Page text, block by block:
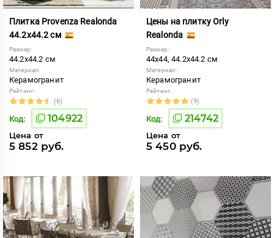
Плитка Provenza Realonda
44.2x44.2 см
Размер:
44.2x44.2 см
Материал:
Керамогранит
Рейтинг:
(6)
Код: 104922
Цена от
5 852 руб.
Цены на плитку Orly
Realonda
Размер:
44x44, 44.2x44.2 см
Материал:
Керамогранит
Рейтинг:
(9)
Код: 214742
Цена от
5 450 руб.